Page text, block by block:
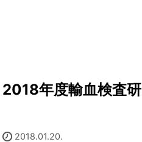
2018年度輸血検査
2018.01.20.